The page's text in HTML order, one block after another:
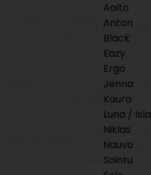
Aalto
Anton
Black
Eazy
Ergo
Jenna
Kaura
Luna / Isla
Niklas
Nauvo
Sointu